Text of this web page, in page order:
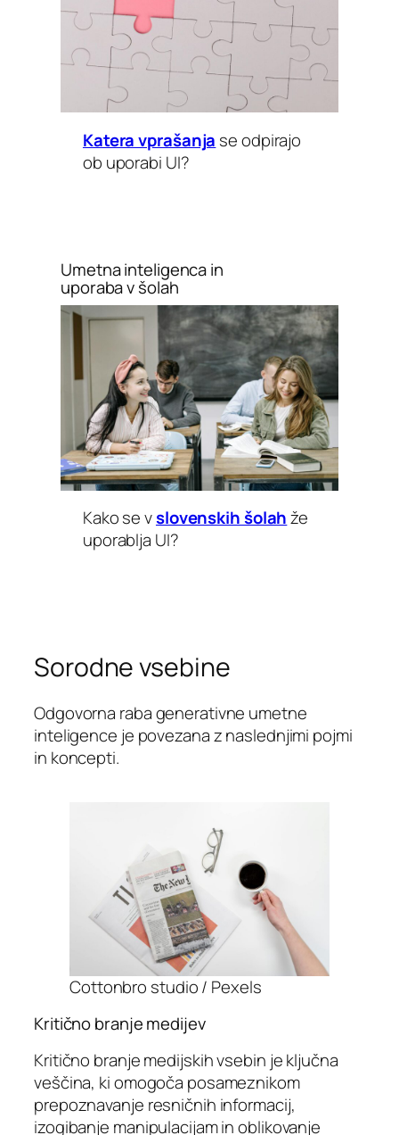
Katera vprašanja se odpirajo
ob uporabi UI?
Umetna inteligenca in
uporaba v šolah
Kako se vslovenskih šolahže
uporablja UI?
Sorodne vsebine
Odgovorna raba generativne umetne
inteligence je povezana z naslednjimi pojmi
in koncepti.
Cottonbro studio / Pexels
Kritično branje medijev
Kritično branje medijskih vsebin je ključna
veščina, ki omogoča posameznikom
prepoznavanje resničnih informacij,
izogibanje manipulacijam in oblikovanje